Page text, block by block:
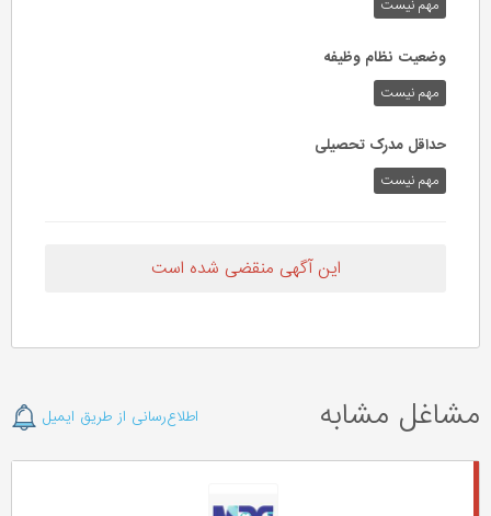
مهم نیست
وضعیت نظام وظیفه
مهم‌ نیست
حداقل مدرک تحصیلی
مهم نیست
این آگهی منقضی شده است
مشاغل مشابه اطلاع‌رسانی از طریق ایمیل